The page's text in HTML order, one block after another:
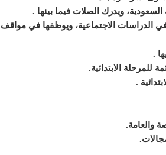
ويدرك الصلات فيما بينها .
الدراسات الاجتماعية، ويوظفها في مواقف
.
للمرحلة الابتدائية.
.
والعامة.
.